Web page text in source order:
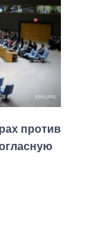
против